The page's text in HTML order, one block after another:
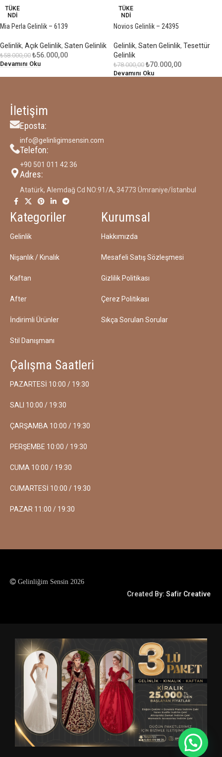
TÜKE
NDI
Mia Perla Gelinlik – 6139
Gelinlik, Açık Gelinlik, Saten Gelinlik
₺58.000,00 ₺56.000,00
Devamını Oku
TÜKE
NDI
Novios Gelinlik – 24395
Gelinlik, Saten Gelinlik, Tesettür
Gelinlik
₺78.000,00 ₺70.000,00
Devamını Oku
İletişim
Eposta:
info@gelinligimsensin.com
Telefon:
‪+90 501 011 42 36‬
Adres:
Atatürk, Alemdağ Cd NO:91/A, 34773 Ümraniye/İstanbul
Kategoriler
Gelinlik
Nişanlık / Kınalık
Kaftan
After
İndirimli Ürünler
Stil Danışmanı
Kurumsal
Hakkımızda
Mesafeli Satış Sözleşmesi
Gizlilik Politikası
Çerez Politikası
Sıkça Sorulan Sorular
Çalışma Saatleri
PAZARTESİ 10:00 / 19:30
SALI 10:00 / 19:30
ÇARŞAMBA 10:00 / 19:30
PERŞEMBE 10:00 / 19:30
CUMA 10:00 / 19:30
CUMARTESİ 10:00 / 19:30
PAZAR 11:00 / 19:30
Gelinliğim Sensin 2026
Created By: Safir Creative
💬 Yardıma ihtiyacım var?